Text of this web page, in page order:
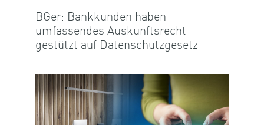
BGer: Bankkunden haben
umfassendes Auskunftsrecht
gestützt auf Datenschutzgesetz